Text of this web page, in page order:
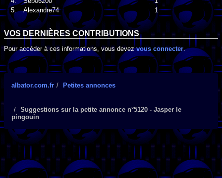
5.
Alexandre74 1
VOS DERNIÈRES CONTRIBUTIONS
Pour accéder à ces informations, vous devezvous connecter.
albator.com.fr Petites annonces
Suggestions sur la petite annonce n°5120 - Jasper le
pingouin